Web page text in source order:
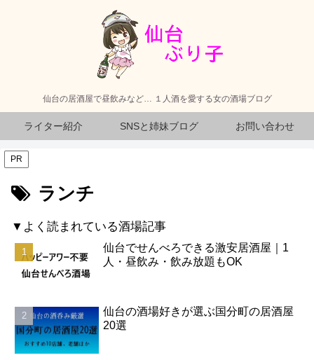
仙台の居酒屋で昼飲みなど… １人酒を愛する女の酒場ブログ
ライター紹介 SNSと姉妹ブログ お問い合わせ
PR
ランチ
▼よく読まれている酒場記事
仙台でせんべろできる激安居酒屋｜1
人・昼飲み・飲み放題もOK
仙台の酒場好きが選ぶ国分町の居酒屋
20選